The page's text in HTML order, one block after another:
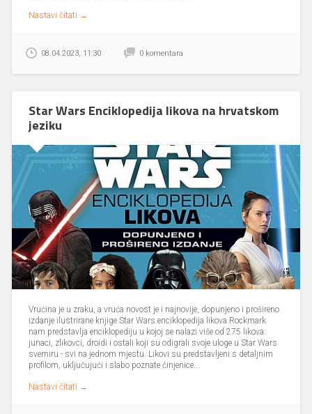
Nastavi čitati →
08.04.2023, 11:30 0 komentara
Star Wars Enciklopedija likova na hrvatskom
jeziku
Vrućina je u zraku, a vruća novost je i najnovije, dopunjeno i prošireno
izdanje ilustrirane knjige Star Wars enciklopedija likova.Rockmark
nam predstavlja enciklopediju u kojoj se nalazi više od 275 likova:
junaci, zlikovci, droidi i ostali koji su odigrali svoje uloge u Star Wars
svemiru - svi na jednom mjestu. Likovi su predstavljeni s detaljnim
profilom, uključujući i slabo poznate činjenice...
Nastavi čitati →